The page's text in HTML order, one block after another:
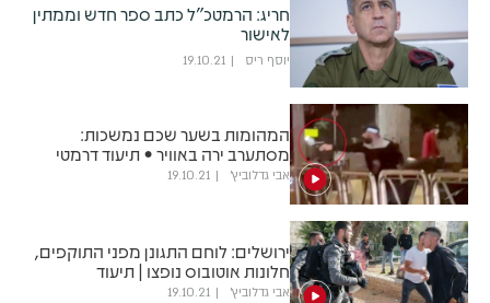
חריג: הרמטכ"ל כתב ספר חדש וממתין
לאישור
יוסף ריס 19.10.21
המהומות בשער שכם נמשכות:
מסתערב ירה באוויר • תיעוד דרמטי
אבי גדלוביץ' 19.10.21
ירושלים: לוחם התגונן מפני התוקפים,
חלונות אוטובוס נופצו | תיעוד
אבי גדלוביץ' 19.10.21